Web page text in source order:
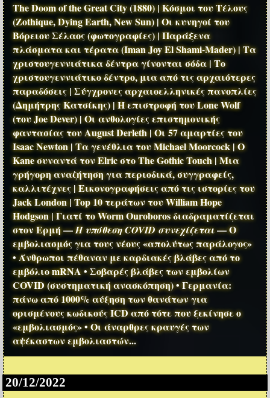
The Doom of the Great City (1880) | Κόσμοι του Τέλους
(Zothique, Dying Earth, New Sun) | Οι κυνηγοί του
Βόρειου Σέλαος (φωτογραφίες) | Παράξενα
πλάσματα και τέρατα (Iman Joy El Shami-Mader) | Τα
χριστουγεννιάτικα δέντρα γίνονται σόδα | Το
χριστουγεννιάτικο δέντρο, μια από τις αρχαιότερες
παραδόσεις | Σύγχρονες αρχαιοελληνικές πανοπλίες
(Δημήτρης Κατσίκης) | Η επιστροφή του Lone Wolf
(του Joe Dever) | Οι ανθολογίες επιστημονικής
φαντασίας του August Derleth | Οι 57 αμαρτίες του
Isaac Newton | Τα γενέθλια του Michael Moorcock | Ο
Kane συναντά τον Elric στο The Gothic Touch | Μια
γρήγορη αναζήτηση για περιοδικά, συγγραφείς,
καλλιτέχνες | Εικονογραφήσεις από τις ιστορίες του
Jack London | Top 10 τεράτων του William Hope
Hodgson | Γιατί το Worm Ouroboros διαδραματίζεται
στον Ερμή —Η υπόθεση COVID συνεχίζεται— Ο
εμβολιασμός για τους νέους «απολύτως παράλογος»
• Άνθρωποι πέθαναν με καρδιακές βλάβες από το
εμβόλιο mRNA • Σοβαρές βλάβες των εμβολίων
COVID (συστηματική ανασκόπηση) • Γερμανία:
πάνω από 1000% αύξηση των θανάτων για
ορισμένους κωδικούς ICD από τότε που ξεκίνησε ο
«εμβολιασμός» • Οι άναρθρες κραυγές των
αψέκαστων εμβολιαστών...
20/12/2022